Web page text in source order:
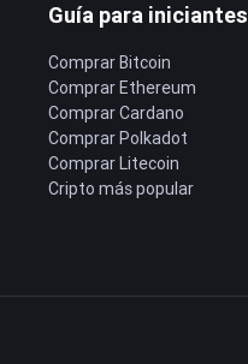
Guía para iniciantes
Comprar Bitcoin
Comprar Ethereum
Comprar Cardano
Comprar Polkadot
Comprar Litecoin
Cripto más popular